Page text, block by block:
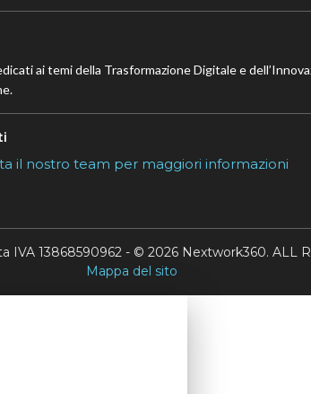
ai temi della Trasformazione Digitale e
il nostro team per maggiori informazioni
IVA 13868590962 - © 2026 Nextwork360. ALL
Mappa del sito